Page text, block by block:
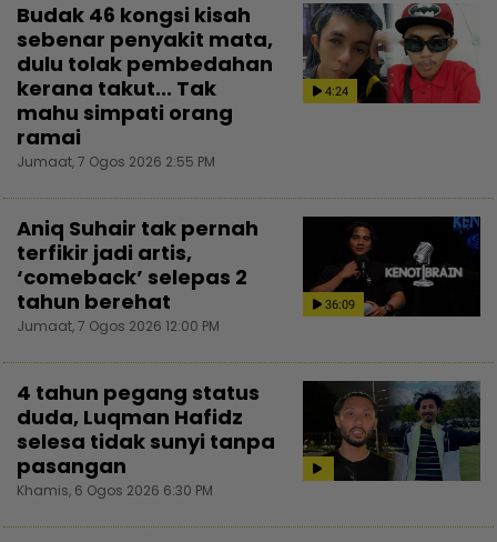
4:24
Budak 46 kongsi kisah
sebenar penyakit mata,
dulu tolak pembedahan
kerana takut... Tak
mahu simpati orang
ramai
Jumaat, 7 Ogos 2026 2:55 PM
36:09
Aniq Suhair tak pernah
terfikir jadi artis,
‘comeback’ selepas 2
tahun berehat
Jumaat, 7 Ogos 2026 12:00 PM
4 tahun pegang status
duda, Luqman Hafidz
selesa tidak sunyi tanpa
pasangan
Khamis, 6 Ogos 2026 6:30 PM